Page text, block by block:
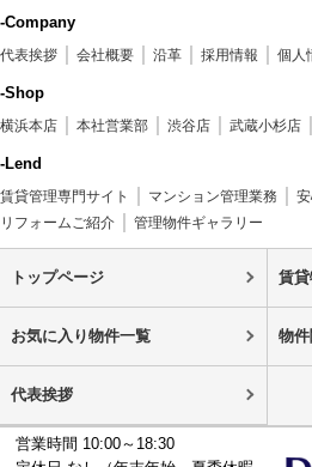
-Company
代表挨拶 会社概要 沿革 採用情報 個人
-Shop
横浜本店 本社営業部 渋谷店 武蔵小杉店
-Lend
賃貸管理専門サイト マンション管理業務
リフォームご紹介
管理物件ギャラリー
トップページ 賃
お気に入り物件一覧 物
代表挨拶
営業時間 10:00～18:30